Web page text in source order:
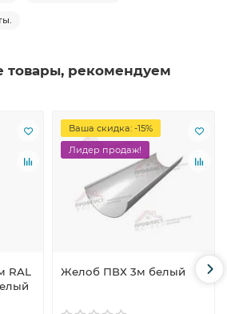
рекомендуем
RAL
Ваша скидка: -15%
Лидер продаж!
Желоб ПВХ 3м белый